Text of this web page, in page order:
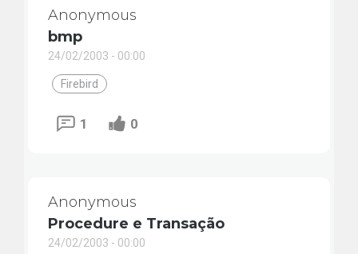
Anonymous
bmp
24/02/2003 - 00:00
Firebird
1 0
Anonymous
Procedure e Transação
24/02/2003 - 00:00